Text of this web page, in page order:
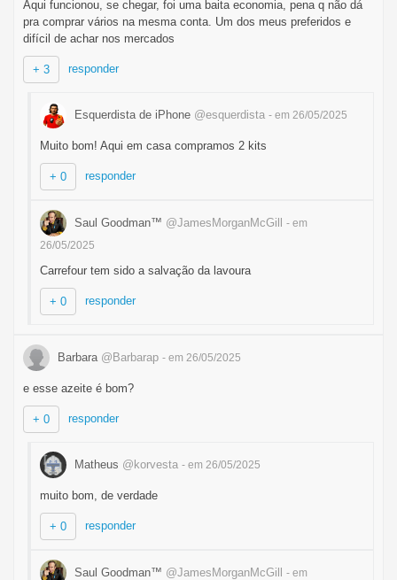
Aqui funcionou, se chegar, foi uma baita economia, pena q não dá
pra comprar vários na mesma conta. Um dos meus preferidos e
difícil de achar nos mercados
+ 3 responder
Esquerdista de iPhone @esquerdista - em 26/05/2025
Muito bom! Aqui em casa compramos 2 kits
+ 0 responder
Saul Goodman™ @JamesMorganMcGill - em
26/05/2025
Carrefour tem sido a salvação da lavoura
+ 0 responder
Barbara @Barbarap - em 26/05/2025
e esse azeite é bom?
+ 0 responder
Matheus @korvesta - em 26/05/2025
muito bom, de verdade
+ 0 responder
Saul Goodman™ @JamesMorganMcGill - em